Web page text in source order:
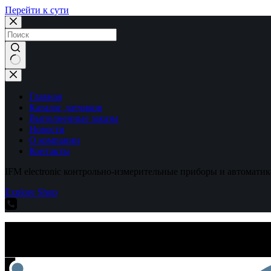
Перейти к сути
Ничего
не
найденоГлавная
Каталог датчиков
Выполненные заказы
Новости
О компании
Контакты
IFM electronic контрольно-измерительные приборы и
Explore Shop